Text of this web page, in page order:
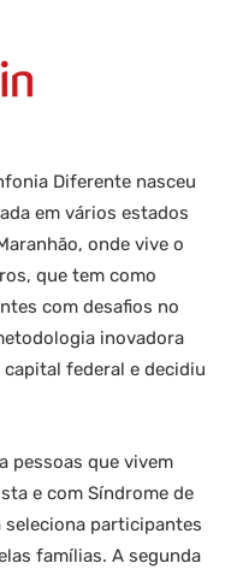
Diferente nasceu
em vários estados
onde vive o
que tem como
com desafios no
inovadora
federal e decidiu
pessoas que vivem
e com Síndrome de
seleciona participantes
famílias. A segunda